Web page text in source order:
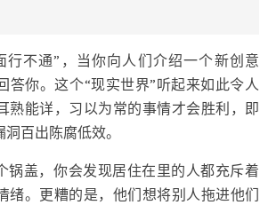
行不通”，当你向人们介绍一个新创意
答你。这个“现实世界”听起来如此令人
能详，习以为常的事情才会胜利，即
百出陈腐低效。
锅盖，你会发现居住在里的人都充斥着
绪。更糟的是，他们想将别人拖进他们